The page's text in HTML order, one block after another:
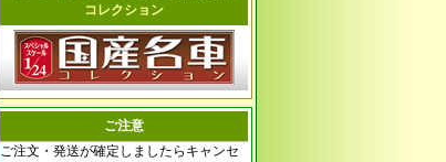
コレクション
ご注意
ご注文・発送が確定しましたらキャンセ